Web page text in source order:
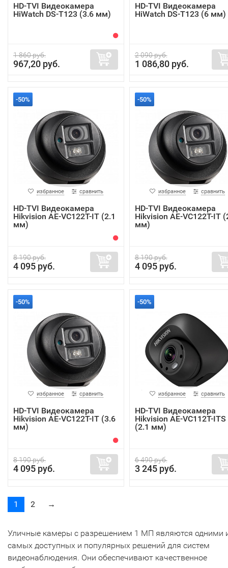
HD-TVI Видеокамера
HiWatch DS-T123 (3.6 мм)
1 860 руб.
967,20 руб.
HD-TVI Видеокамера
HiWatch DS-T123 (6 мм)
2 090 руб.
1 086,80 руб.
-50%
избранное сравнить
HD-TVI Видеокамера
Hikvision AE-VC122T-IT (2.1
мм)
8 190 руб.
4 095 руб.
-50%
избранное сравнить
HD-TVI Видеокамера
Hikvision AE-VC122T-IT
мм)
8 190 руб.
4 095 руб.
-50%
избранное сравнить
HD-TVI Видеокамера
Hikvision AE-VC122T-IT (3.6
мм)
8 190 руб.
4 095 руб.
-50%
избранное сравнить
HD-TVI Видеокамера
Hikvision AE-VC112T-ITS
(2.1 мм)
6 490 руб.
3 245 руб.
1 2 →
Уличные камеры с разрешением 1 МП являются одними
самых доступных и популярных решений для систем
видеонаблюдения. Они обеспечивают качественное